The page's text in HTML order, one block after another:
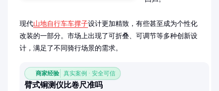
现代山地自行车车撑子设计更加精致，有些甚至成为个性化
改装的一部分。市场上出现了可折叠、可调节等多种创新设
计，满足了不同骑行场景的需求。
商家经验 真实案例 · 安全可信
臂式铜测仪比卷尺准吗